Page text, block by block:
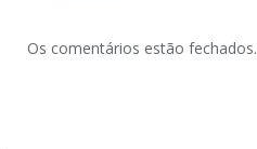
Os comentários estão fechados.